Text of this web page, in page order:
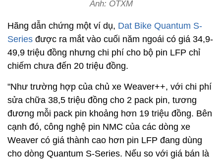
Ảnh: OTXM
Hãng dẫn chứng một ví dụ, Dat Bike Quantum S-
Series được ra mắt vào cuối năm ngoái có giá 34,9-
49,9 triệu đồng nhưng chi phí cho bộ pin LFP chỉ
chiếm chưa đến 20 triệu đồng.
"Như trường hợp của chủ xe Weaver++, với chi phí
sửa chữa 38,5 triệu đồng cho 2 pack pin, tương
đương mỗi pack pin khoảng hơn 19 triệu đồng. Bên
cạnh đó, công nghệ pin NMC của các dòng xe
Weaver có giá thành cao hơn pin LFP đang dùng
cho dòng Quantum S-Series. Nếu so với giá bán là